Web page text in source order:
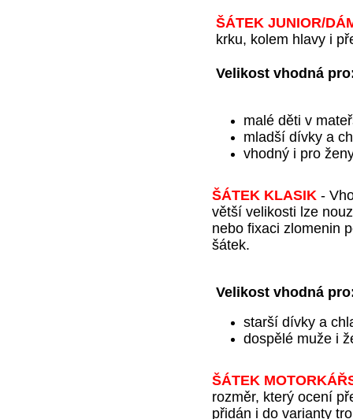
ŠÁTEK JUNIOR/
krku, kolem hlavy i
Velikost vhodná
malé děti v
mladší dívky a
vhodný i pro
ŠÁTEK KLASIK -
větší velikosti lze
nebo fixaci zlomenin
šátek.
Velikost vhodná
starší dívky a
dospělé muže i
ŠÁTEK
rozměr, který ocení
přidán i do varianty